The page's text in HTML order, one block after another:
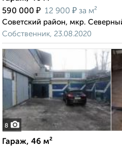
590 000 ₽ 12 900 ₽ за м²
Советский район, мкр.
Собственник, 23.08.2020
8
Гараж, 46 м²